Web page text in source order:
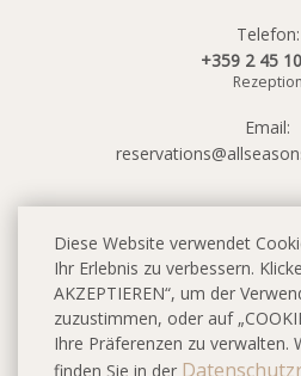
Diese Website verwendet
Ihr Erlebnis zu verbessern.
AKZEPTIEREN“, um der
zuzustimmen, oder auf
Ihre Präferenzen zu verwalten.
finden Sie in der
Telefon:
+359 2 45
Rezeption
Email: